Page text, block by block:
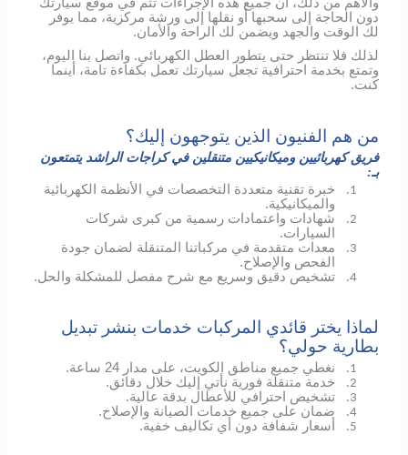
دون الحاجة إلى سحبها أو نقلها إلى ورشة مركزية، مما يوفر
لك الوقت والجهد ويضمن لك الراحة والأمان.
لذلك فلا تنتظر حتى يتطور العطل الكهربائي. واتصل بنا اليوم،
وتمتع بخدمة احترافية تجعل سيارتك تعمل بكفاءة تامة، أينما
كنت.
من هم الفنيون الذين يتوجهون إليك؟
فريق كهربائيين وميكانيكيين متنقلين في كراجات الراشد يتمتعون
بـ:
1.
خبرة تقنية متعددة التخصصات في الأنظمة الكهربائية
والميكانيكية.
2.
شهادات واعتمادات رسمية من كبرى شركات
السيارات.
3.
معدات متقدمة في مركباتنا المتنقلة لضمان جودة
الفحص والإصلاح.
4. تشخيص دقيق وسريع مع شرح مفصل للمشكلة والحل.
لماذا يختر قائدي المركبات خدمات بنشر تبديل
بطارية حولي؟
1. نغطي جميع مناطق الكويت، على مدار 24 ساعة.
2. خدمة متنقلة فورية نأتي إليك خلال دقائق.
3. تشخيص احترافي للأعطال بدقة عالية.
4. ضمان على جميع خدمات الصيانة والإصلاح.
5. أسعار شفافة دون أي تكاليف خفية.